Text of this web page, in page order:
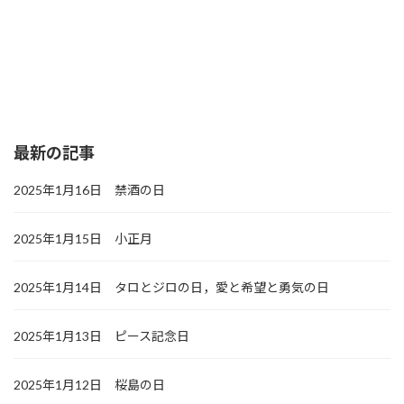
最新の記事
2025年1月16日 禁酒の日
2025年1月15日 小正月
2025年1月14日 タロとジロの日，愛と希望と勇気の日
2025年1月13日 ピース記念日
2025年1月12日 桜島の日